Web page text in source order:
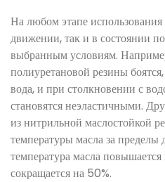
На любом этапе
движении, так и в состоянии
выбранным условиям.
полиуретановой резины
вода, и при столкновении с
становятся неэластичными.
из нитрильной маслостойкой
температуры масла за пределы
температура масла
сокращается на 50%.